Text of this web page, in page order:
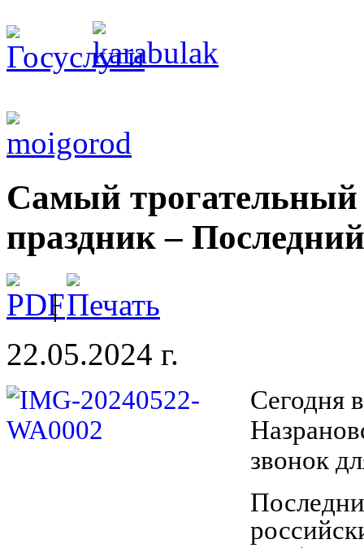
Самый
праздник –
|
22.05.2024 г.
Сегодня
звонок